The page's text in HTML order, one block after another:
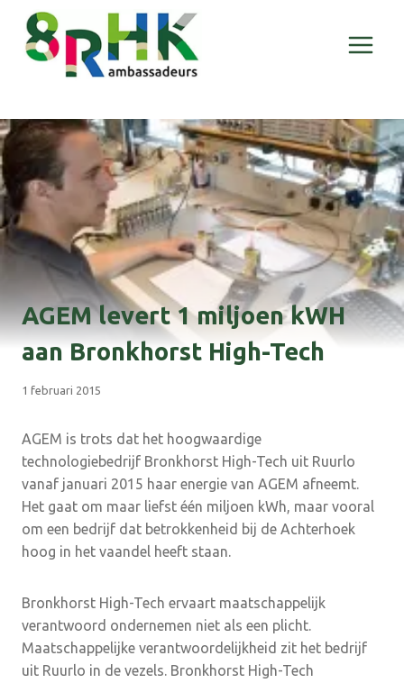
Doorgaan
naar
inhoud
AGEM levert 1 miljoen kWH
aan Bronkhorst High-Tech
1 februari 2015
AGEM is trots dat het hoogwaardige
technologiebedrijf Bronkhorst High-Tech uit Ruurlo
vanaf januari 2015 haar energie van AGEM afneemt.
Het gaat om maar liefst één miljoen kWh, maar vooral
om een bedrijf dat betrokkenheid bij de Achterhoek
hoog in het vaandel heeft staan.
Bronkhorst High-Tech ervaart maatschappelijk
verantwoord ondernemen niet als een plicht.
Maatschappelijke verantwoordelijkheid zit het bedrijf
uit Ruurlo in de vezels. Bronkhorst High-Tech